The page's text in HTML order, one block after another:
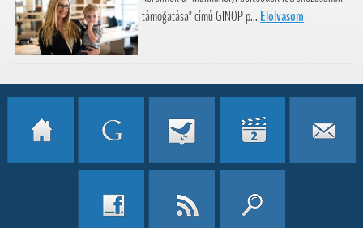
támogatása" című GINOP p... Elolvasom